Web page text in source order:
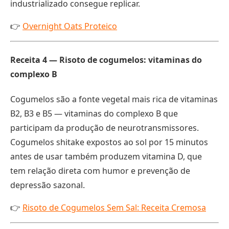
industrializado consegue replicar.
👉 Overnight Oats Proteico
Receita 4 — Risoto de cogumelos: vitaminas do
complexo B
Cogumelos são a fonte vegetal mais rica de vitaminas
B2, B3 e B5 — vitaminas do complexo B que
participam da produção de neurotransmissores.
Cogumelos shitake expostos ao sol por 15 minutos
antes de usar também produzem vitamina D, que
tem relação direta com humor e prevenção de
depressão sazonal.
👉 Risoto de Cogumelos Sem Sal: Receita Cremosa